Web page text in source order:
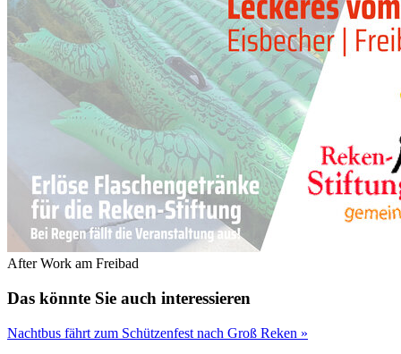
After Work am Freibad
Das könnte Sie auch interessieren
Nachtbus fährt zum Schützenfest nach Groß Reken »